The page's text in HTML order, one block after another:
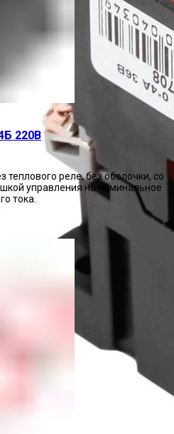
220В
теплового реле, без оболочки, со
управления на номинальное
тока.